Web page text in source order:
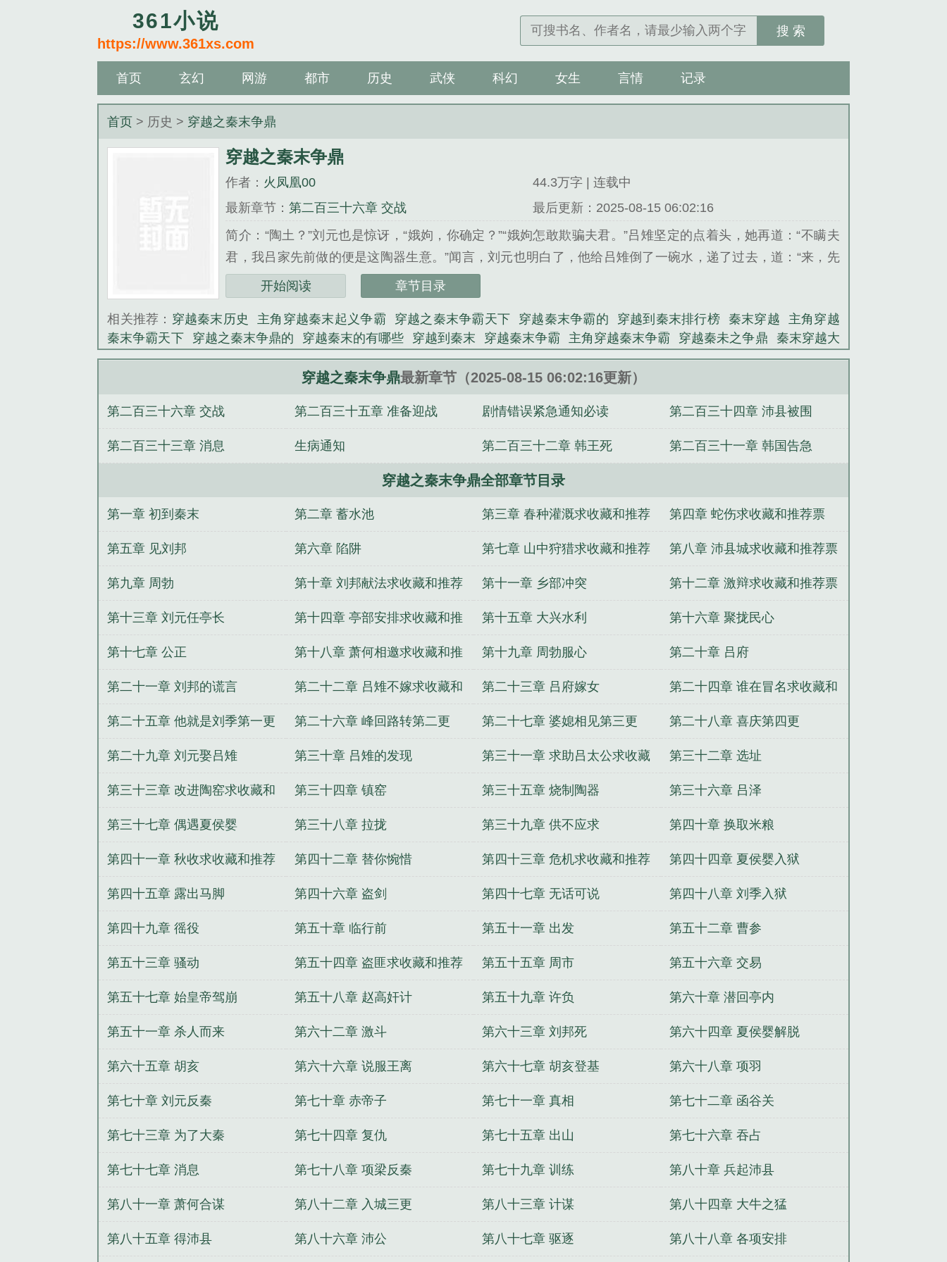
361小说
https://www.361xs.com
搜 索
首页 玄幻 网游 都市 历史 武侠 科幻 女生 言情 记录
首页 > 历史 > 穿越之秦末争鼎
穿越之秦末争鼎
作者： 火凤凰00
44.3万字 | 连载中
最新章节：第二百三十六章 交战
最后更新：2025-08-15 06:02:16
简介：“陶土？”刘元也是惊讶，“娥姁，你确定？”“娥姁怎敢欺骗夫君。”吕雉坚定的点着头，她再道：“不瞒夫
君，我吕家先前做的便是这陶器生意。”闻言，刘元也明白了，他给吕雉倒了一碗水，递了过去，道：“来，先
喝口水。”吕雉将手中的陶土放在一块麻布上，这才接过碗，她小抿了一口，莞尔一笑，再道：“夫君，这陶土
可是大事，若是土量甚多，倒适合在亭内建立陶窑。”刘元颔首点头，若是真能建立陶窑，可以说是一条生财之
道。现...
《穿越之秦末争鼎》是火凤凰00精心创作的历史类小说。
开始阅读 章节目录
相关推荐： 穿越秦末历史 主角穿越秦末起义争霸 穿越之秦末争霸天下 穿越秦末争霸的 穿越到秦末排行榜 秦末穿越
主角穿越
秦末争霸天下
穿越之秦末争鼎的 穿越秦末的有哪些 穿越到秦末 穿越秦末争霸 主角穿越秦末争霸 穿越秦未之争鼎
秦末穿越大
全 穿越到秦朝末年的争霸 穿越到秦末争霸的 穿越之秦末争霸 穿越之秦末争鼎怎么不写了 主角穿越到秦末 穿越之秦末争鼎txt
穿越秦末抢女人 穿越秦末推荐 穿越秦末争霸的排行榜 穿越到秦末的完本
到秦末的经典 穿越秦末的排行榜
穿越之秦末争鼎最新章节（2025-08-15 06:02:16更新）
第二百三十六章 交战 第二百三十五章 准备迎战 剧情错误紧急通知必读 第二百三十四章 沛县被围
第二百三十三章 消息 生病通知 第二百三十二章 韩王死 第二百三十一章 韩国告急
穿越之秦末争鼎全部章节目录
第一章 初到秦末 第二章 蓄水池 第三章 春种灌溉求收藏和推荐
票
第四章 蛇伤求收藏和推荐票
第五章 见刘邦 第六章 陷阱 第七章 山中狩猎求收藏和推荐
票
第八章 沛县城求收藏和推荐票
第九章 周勃 第十章 刘邦献法求收藏和推荐
票
第十一章 乡部冲突 第十二章 激辩求收藏和推荐票
第十三章 刘元任亭长 第十四章 亭部安排求收藏和推
荐票
第十五章 大兴水利 第十六章 聚拢民心
第十七章 公正 第十八章 萧何相邀求收藏和推
荐票
第十九章 周勃服心 第二十章 吕府
第二十一章 刘邦的谎言 第二十二章 吕雉不嫁求收藏和
推荐票
第二十三章 吕府嫁女 第二十四章 谁在冒名求收藏和
推荐票
第二十五章 他就是刘季第一更 第二十六章 峰回路转第二更 第二十七章 婆媳相见第三更 第二十八章 喜庆第四更
第二十九章 刘元娶吕雉 第三十章 吕雉的发现 第三十一章 求助吕太公求收藏
和推荐票
第三十二章 选址
第三十三章 改进陶窑求收藏和
推荐票
第三十四章 镇窑 第三十五章 烧制陶器 第三十六章 吕泽
第三十七章 偶遇夏侯婴 第三十八章 拉拢 第三十九章 供不应求 第四十章 换取米粮
第四十一章 秋收求收藏和推荐
票
第四十二章 替你惋惜 第四十三章 危机求收藏和推荐
票
第四十四章 夏侯婴入狱
第四十五章 露出马脚 第四十六章 盗剑 第四十七章 无话可说 第四十八章 刘季入狱
第四十九章 徭役 第五十章 临行前 第五十一章 出发 第五十二章 曹参
第五十三章 骚动 第五十四章 盗匪求收藏和推荐
票
第五十五章 周市 第五十六章 交易
第五十七章 始皇帝驾崩 第五十八章 赵高奸计 第五十九章 许负 第六十章 潜回亭内
第五十一章 杀人而来 第六十二章 激斗 第六十三章 刘邦死 第六十四章 夏侯婴解脱
第六十五章 胡亥 第六十六章 说服王离 第六十七章 胡亥登基 第六十八章 项羽
第七十章 刘元反秦 第七十章 赤帝子 第七十一章 真相 第七十二章 函谷关
第七十三章 为了大秦 第七十四章 复仇 第七十五章 出山 第七十六章 吞占
第七十七章 消息 第七十八章 项梁反秦 第七十九章 训练 第八十章 兵起沛县
第八十一章 萧何合谋 第八十二章 入城三更 第八十三章 计谋 第八十四章 大牛之猛
第八十五章 得沛县 第八十六章 沛公 第八十七章 驱逐 第八十八章 各项安排